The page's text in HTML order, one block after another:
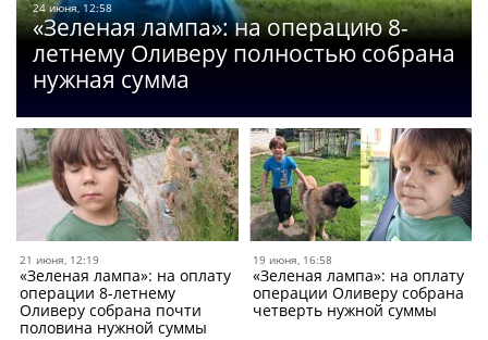
24 июня, 12:58
«Зеленая лампа»: на операцию 8-
летнему Оливеру полностью собрана
нужная сумма
21 июня, 12:19
«Зеленая лампа»: на оплату
операции 8-летнему
Оливеру собрана почти
половина нужной суммы
19 июня, 16:58
«Зеленая лампа»: на оплату
операции Оливеру собрана
четверть нужной суммы